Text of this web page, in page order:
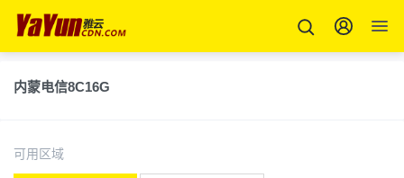
内蒙电信8C16G
可用区域